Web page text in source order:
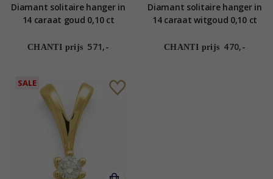
Diamant solitaire hanger in
14 caraat goud 0,10 ct
CHANTI prijs 571,-
Diamant solitaire hanger in
14 caraat witgoud 0,10 ct
CHANTI prijs 470,-
SALE